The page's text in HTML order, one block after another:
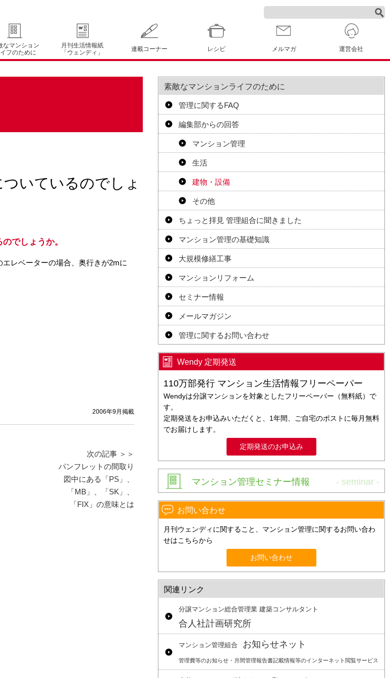
なマンション
フのために
月刊生活情報紙
「ウェンディ」
連載コーナー レシピ メルマガ 運営会社
いているのでしょ
でしょうか。
レベーターの場合、奥行きが2mに
2006年9月掲載
次の記事 ＞＞
パンフレットの間取り
図中にある「PS」、
「MB」、「SK」、
「FIX」の意味とは
素敵なマンションライフのために
管理に関するFAQ
編集部からの回答
マンション管理
生活
建物・設備
その他
ちょっと拝見 管理組合に聞きました
マンション管理の基礎知識
大規模修繕工事
マンションリフォーム
セミナー情報
メールマガジン
管理に関するお問い合わせ
Wendy 定期発送
110万部発行 マンション生活情報フリーペーパー
Wendyは分譲マンションを対象としたフリーペーパー（無料紙）で
す。
定期発送をお申込みいただくと、1年間、ご自宅のポストに毎月無料
でお届けします。
定期発送のお申込み
マンション管理セミナー情報
お問い合わせ
月刊ウェンディに関すること、マンション管理に関するお問い合わ
せはこちらから
お問い合わせ
関連リンク
分譲マンション総合管理業 建築コンサルタント
合人社計画研究所
マンション管理組合 お知らせネット
管理費等のお知らせ・月間管理報告書記載情報等のインターネット閲覧サービス